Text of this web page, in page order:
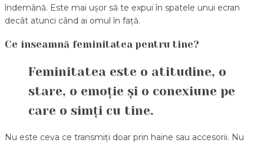
îndemână. Este mai ușor să te expui în spatele unui ecran
decât atunci când ai omul în față.
Ce înseamnă feminitatea pentru tine?
Feminitatea este o atitudine, o
stare, o emoție și o conexiune pe
care o simți cu tine.
Nu este ceva ce transmiți doar prin haine sau accesorii. Nu